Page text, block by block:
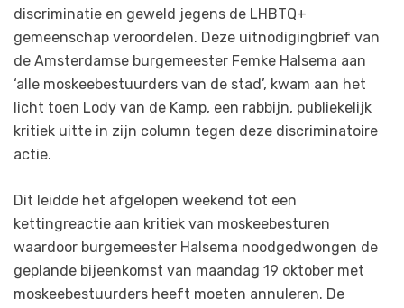
discriminatie en geweld jegens de LHBTQ+
gemeenschap veroordelen. Deze uitnodigingbrief van
de Amsterdamse burgemeester Femke Halsema aan
‘alle moskeebestuurders van de stad’, kwam aan het
licht toen Lody van de Kamp, een rabbijn, publiekelijk
kritiek uitte in zijn column tegen deze discriminatoire
actie.
Dit leidde het afgelopen weekend tot een
kettingreactie aan kritiek van moskeebesturen
waardoor burgemeester Halsema noodgedwongen de
geplande bijeenkomst van maandag 19 oktober met
moskeebestuurders heeft moeten annuleren. De